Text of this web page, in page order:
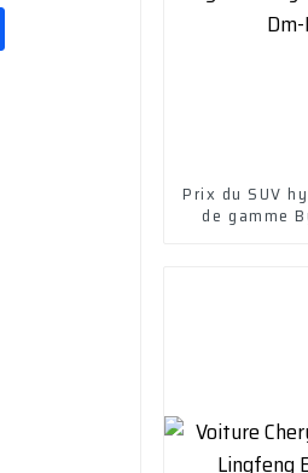
Prix ​​du SUV
de gamme